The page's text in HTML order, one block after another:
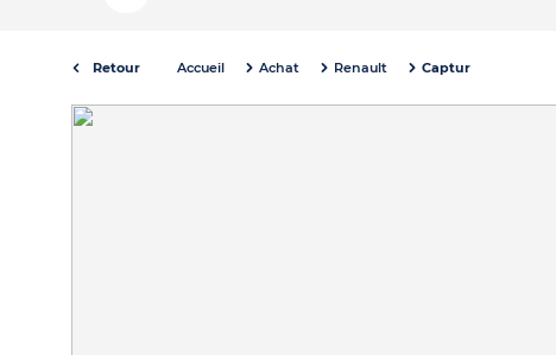
Retour Accueil Achat Renault Captur